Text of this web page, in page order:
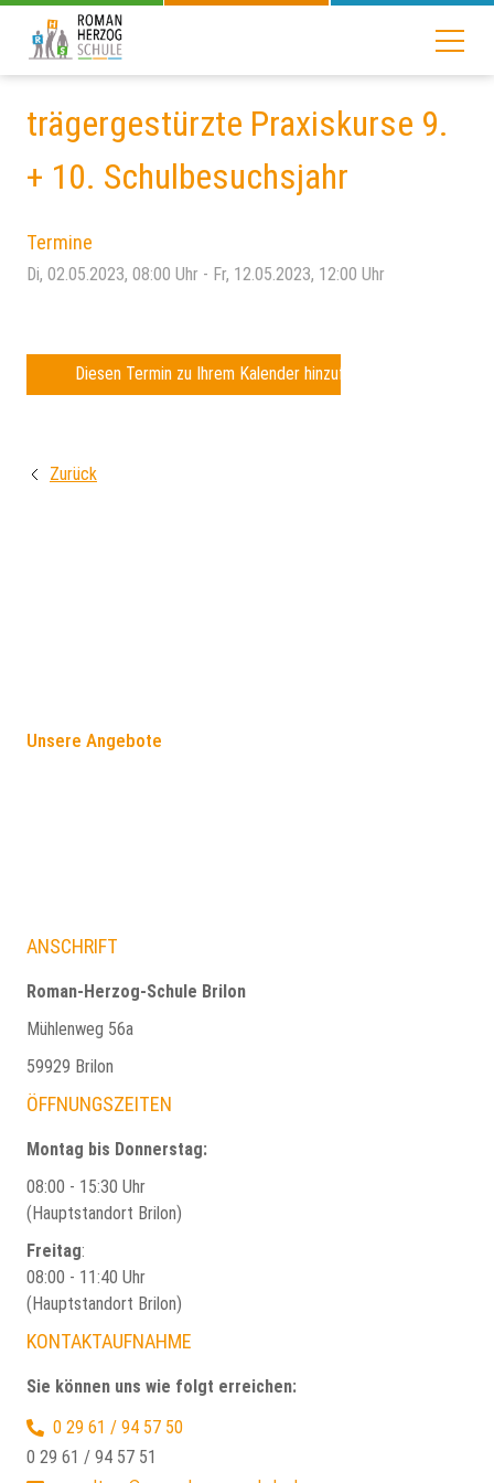
trägergestürzte Praxiskurse 9.
+ 10. Schulbesuchsjahr
Termine
Di, 02.05.2023, 08:00 Uhr - Fr, 12.05.2023, 12:00 Uhr
Diesen Termin zu Ihrem Kalender hinzufügen
Zurück
Unsere Angebote
ANSCHRIFT
Roman-Herzog-Schule Brilon
Mühlenweg 56a
59929 Brilon
ÖFFNUNGSZEITEN
Montag bis Donnerstag:
08:00 - 15:30 Uhr
(Hauptstandort Brilon)
Freitag:
08:00 - 11:40 Uhr
(Hauptstandort Brilon)
KONTAKTAUFNAHME
Sie können uns wie folgt erreichen:
0 29 61 / 94 57 50
0 29 61 / 94 57 51